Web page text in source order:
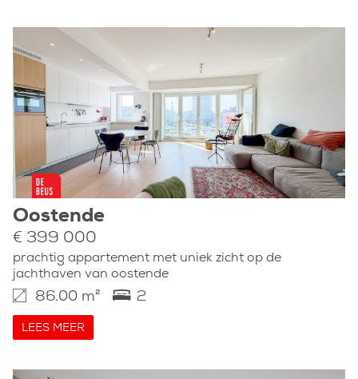
Oostende
€ 399 000
prachtig appartement met uniek zicht op de
jachthaven van oostende
86.00 m² 2
LEES MEER